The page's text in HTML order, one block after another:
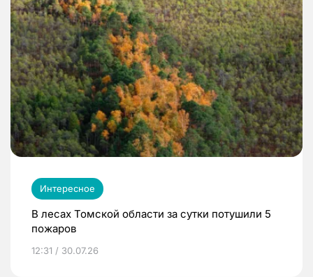
Интересное
В лесах Томской области за сутки потушили 5
пожаров
12:31 / 30.07.26